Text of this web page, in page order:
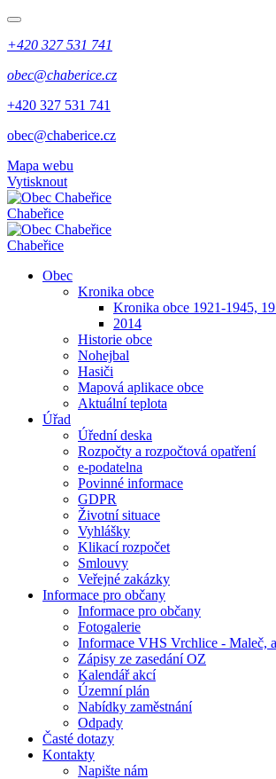
+420 327 531 741
obec@chaberice.cz
+420 327 531 741
obec@chaberice.cz
Mapa webu
Vytisknout
Chabeřice
Chabeřice
Obec
Kronika obce
Kronika obce 1921-1945,
2014
Historie obce
Nohejbal
Hasiči
Mapová aplikace obce
Aktuální teplota
Úřad
Úřední deska
Rozpočty a rozpočtová opatření
e-podatelna
Povinné informace
GDPR
Životní situace
Vyhlášky
Klikací rozpočet
Smlouvy
Veřejné zakázky
Informace pro občany
Informace pro občany
Fotogalerie
Informace VHS Vrchlice - Maleč,
Zápisy ze zasedání OZ
Kalendář akcí
Územní plán
Nabídky zaměstnání
Odpady
Časté dotazy
Kontakty
Napište nám